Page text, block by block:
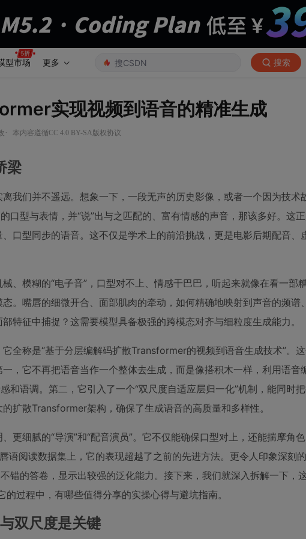
型市场 更多 搜索
实现视频到语音的精准生成
· 本内容遵循CC 4.0 BY-SA版权协议
梁
我们并不遥远。想象一下，一段无声的历史影像，或者一个因为技术
口型与表情，并“说”出与之匹配的、富有情感的声音，那该多好。这
口型同步的语音。这不仅是学术上的前沿挑战，更是电影后期配音、
、模糊的“电子音”，口型对不上、情感干巴巴，听起来就像在看一部
。嘴唇的细微开合、面部肌肉的牵动，如何精确地映射到声音的频谱
特征中捕捉？这需要模型具备极强的跨模态对齐与细粒度生成能力。
全称是“基于分层编解码扩散Transformer的视频到语音生成技术”。
，它不再把语音当作一个整体去生成，而是像搭积木一样，利用语音
和语调。第二，它引入了一个“双尺度自适应层归一化”机制，能同时
扩散Transformer架构，确保了生成语音的高质量和多样性。
更细腻的“导演”和“配音演员”。它不仅能确保口型对上，还能揣摩角
语阅读数据集上，它的表现超越了之前的先进方法。更令人印象深刻
错的答卷，显示出较强的泛化能力。接下来，我们就深入拆解一下，
过程中，有哪些值得分享的实操心得与避坑指南。
双尺度是关键